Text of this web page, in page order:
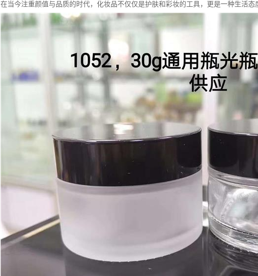
在当今注重颜值与品质的时代，化妆品不仅仅是护肤和彩妆的工具，更是一种生活态